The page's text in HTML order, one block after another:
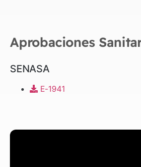
Aprobaciones
SENASA
E-1941